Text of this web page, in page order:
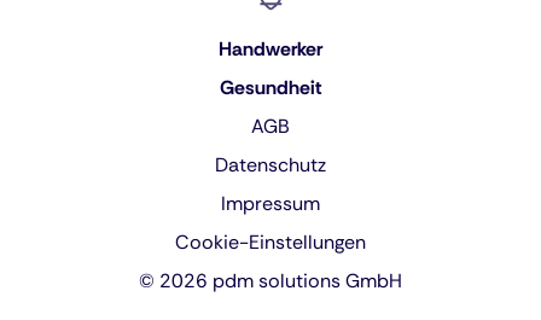
Handwerker
Gesundheit
AGB
Datenschutz
Impressum
Cookie-Einstellungen
© 2026 pdm solutions GmbH